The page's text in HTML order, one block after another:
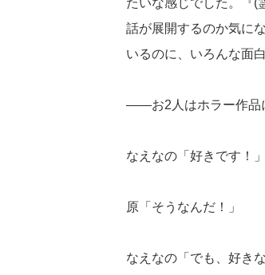
たいな感じでした。『(
話が展開するのか気に
いるのに、いろんな面
――お2人はホラー作品
なえなの「好きです！」
原「そうなんだ！」
なえなの「でも、好き